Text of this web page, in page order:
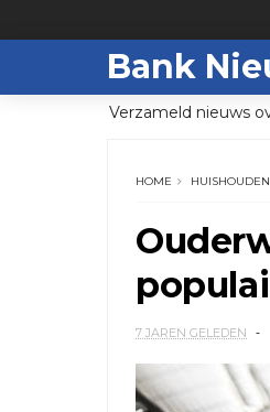
Bank
Verzameld nieuws
HOME HUISHOUDEN
7 JAREN GELEDEN